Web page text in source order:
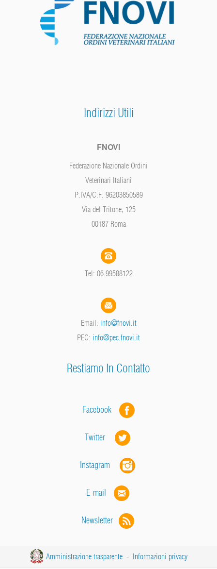
Indirizzi Utili
FNOVI
Federazione Nazionale Ordini
Veterinari Italiani
P.IVA/C.F. 96203850589
Via del Tritone, 125
00187 Roma
Tel: 06 99588122
Email: info@fnovi.it
PEC: info@pec.fnovi.it
Restiamo In Contatto
Facebook
Twitter
Instagram
E-mail
Newsletter
Amministrazione trasparente - Informazioni privacy